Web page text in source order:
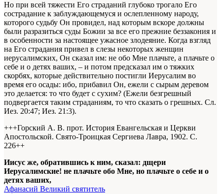
Но при всей тяжести Его страданий глубоко трогало Его
сострадание к заблуждающемуся и ослепленному народу,
которого судьбу Он провидел, над которым вскоре должны
были разразиться суды Божии за все его прежние беззакония и
в особенности за настоящее ужасное злодеяние. Когда взгляд
на Его страдания привел в слезы некоторых женщин
иерусалимских, Он сказал им: не обо Мне плачьте, а плачьте о
себе и о детях ваших, – и потом предсказал им о тяжких
скорбях, которые действительно постигли Иерусалим во
время его осады: ибо, прибавил Он, ежели с сырым деревом
это делается: то что будет с сухим? (Ежели безгрешный
подвергается таким страданиям, то что сказать о грешных. Сл.
Иез. 20:47; Иез. 21:3).
+++Горский А. В. прот. История Евангельская и Церкви
Апостольской. Свято-Троицкая Сергиева Лавра, 1902. С.
226++
Иисус же, обратившись к ним, сказал: дщери
Иерусалимские! не плачьте обо Мне, но плачьте о себе и о
детях ваших,
Афанасий Великий святитель